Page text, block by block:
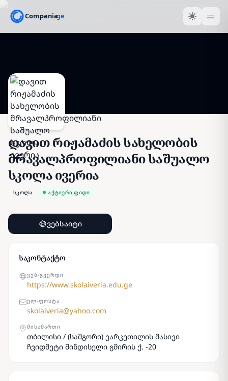
დავით რიჟამაძის სახელობის
მრავალპროფილიანი საშუალო
სკოლა ივერია
სკოლა აქტიური ფიდი
ვებსაიტი
საკონტაქტო
ᲕᲔᲑ-ᲒᲕᲔᲠᲓᲘ
https://www.skolaiveria.edu.ge
ᲔᲚ-ᲤᲝᲡᲢᲐ
skolaiveria@yahoo.com
ᲛᲘᲡᲐᲛᲐᲠᲗᲘ
თბილისი / (სამგორი) ვარკეთილის მასივი
ჩვიდმეტი შინდისელი გმირის ქ. -20